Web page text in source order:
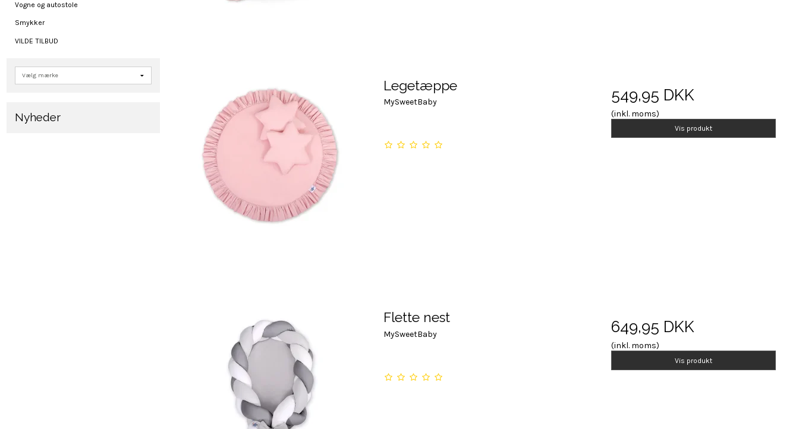
Vogne og autostole
Smykker
VILDE TILBUD
Nyheder
Legetæppe
MySweetBaby 549,95 DKK
(inkl. moms)
Vis produkt
Flette nest
MySweetBaby 649,95 DKK
(inkl. moms)
Vis produkt